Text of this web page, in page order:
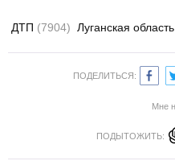
ДТП (7904) Луганская область
ПОДЕЛИТЬСЯ:
Мне
ПОДЫТОЖИТЬ: